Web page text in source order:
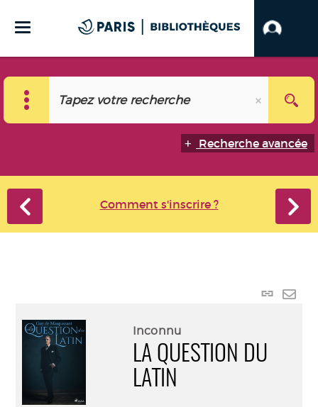
Recherche avancée
Comment s'inscrire ?
Lien
Inconnu
LA QUESTION DU
LATIN